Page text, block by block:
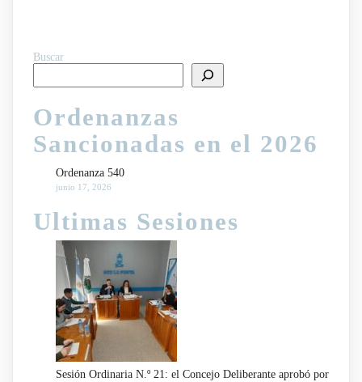
Buscar
Ordenanzas
Sancionadas en el 2026
Ordenanza 540
junio 17, 2026
Ultimas Sesiones
Sesión Ordinaria N.º 21: el Concejo Deliberante aprobó por